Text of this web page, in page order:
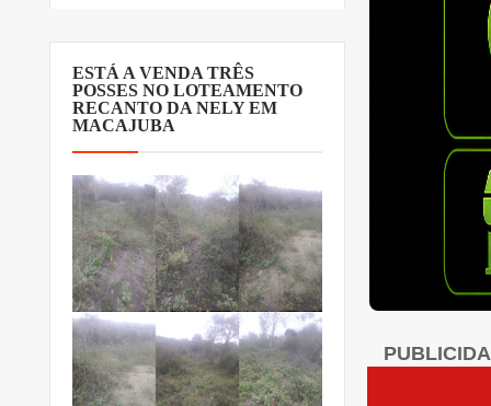
ESTÁ A VENDA TRÊS
POSSES NO LOTEAMENTO
RECANTO DA NELY EM
MACAJUBA